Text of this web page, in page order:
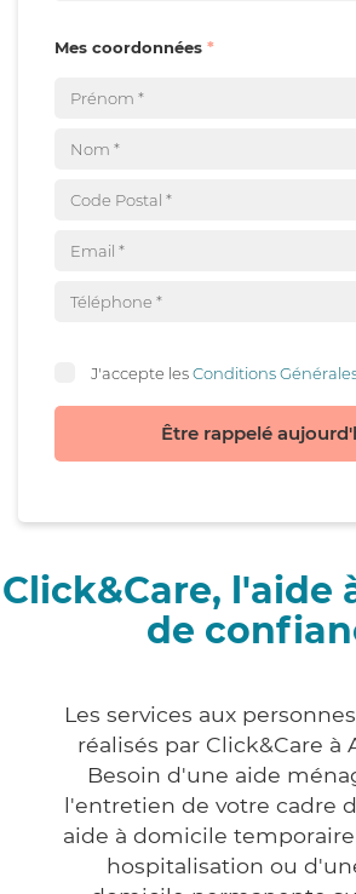
Mes coordonnées
J'accepte lesConditions
Être rappelé
Click&Care, l'aide
de
Les services aux
réalisés par Click&Care à
Besoin d'une aide
l'entretien de votre cadre
aide à domicile
hospitalisation ou